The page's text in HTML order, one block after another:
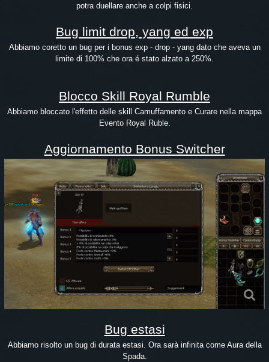
potra duellare anche a colpi fisici.
Bug limit drop, yang ed exp
Abbiamo coretto un bug per i bonus exp - drop - yang dato che aveva un
limite di 100% che ora é stato alzato a 250%.
Blocco Skill Royal Rumble
Abbiamo bloccato l'effetto delle skill Camuffamento e Curare nella mappa
Evento Royal Ruble.
Aggiornamento Bonus Switcher
Bug estasi
Abbiamo risolto un bug di durata estasi. Ora sarà infinita come Aura della
Spada.